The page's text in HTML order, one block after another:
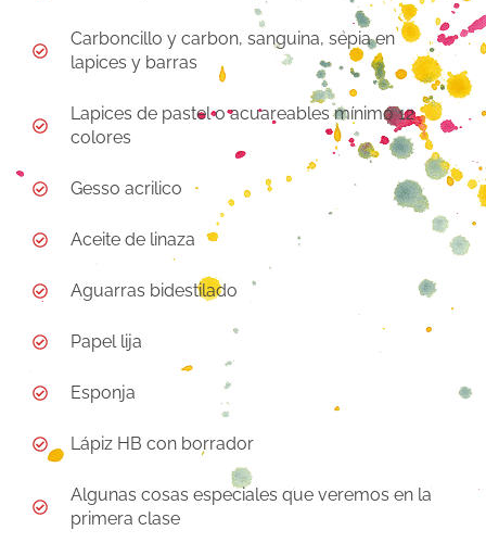
Carboncillo y carbon, sanguina, sepia en
lapices y barras
Lapices de pastel o acuareables mínimo 12
colores
Gesso acrilico
Aceite de linaza
Aguarras bidestilado
Papel lija
Esponja
Lápiz HB con borrador
Algunas cosas especiales que veremos en la
primera clase